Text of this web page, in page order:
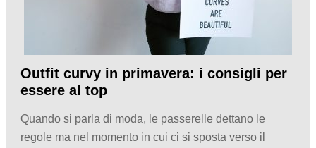
Outfit curvy in primavera: i consigli per
essere al top
Quando si parla di moda, le passerelle dettano le
regole ma nel momento in cui ci si sposta verso il